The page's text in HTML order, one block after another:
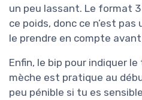
un peu lassant. Le format
ce poids, donc ce n’est
le prendre en compte avant
Enfin, le bip pour indiquer
mèche est pratique au
peu pénible si tu es